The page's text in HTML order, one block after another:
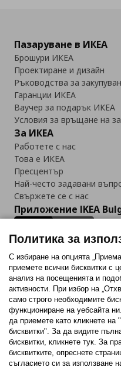
Пазаруване в ИКЕА
Брошури ИКЕА
Проектиране и дизайн
Ръководства за
Гаранции ИКЕА
Ваучер за подарък ИКЕА
Условия за връщане на
За ИКЕА
Работете с нас
Това е ИКЕА
Пресцентър
Най-често задавани
Свържете се с нас
Приложение IKEA
Последвайте ни:
FacebookTwitterYoutube
Политика за
С избиране на опцията
приемете всички бисквитки с
анализ на посещенията и
активности. При избор на
само строго необходимитe
функциониране на уебсайта
да приемете като кликнете на
бисквитки". За да видите
бисквитки, кликнете тук. За
бисквитките, опреснете
съгласието си за използване